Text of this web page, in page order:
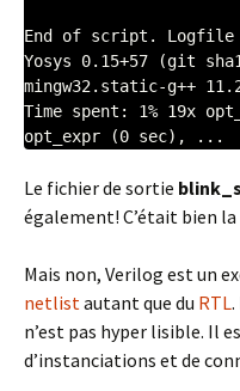
End of script. Logfile
Yosys 0.15+57 (git
mingw32.static-g++
Time spent: 1% 19x
opt_expr (0 sec), ...
Le fichier de sortie
également! C’était bien
Mais non, Verilog est un
netlistautant que du RTL
n’est pas hyper lisible. Il
d’instanciations et de